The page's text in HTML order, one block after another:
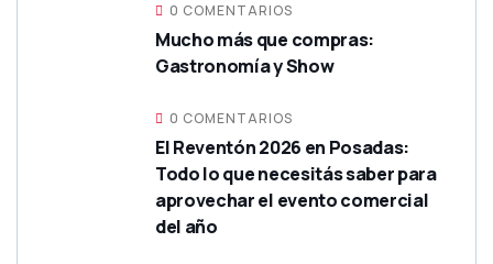
0 COMENTARIOS
Mucho más que compras:
Gastronomía y Show
0 COMENTARIOS
El Reventón 2026 en Posadas:
Todo lo que necesitás saber para
aprovechar el evento comercial
del año